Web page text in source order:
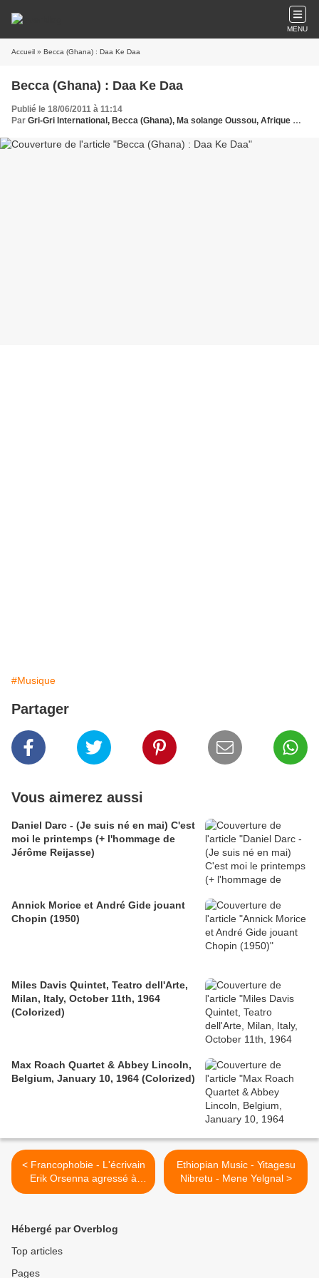
MENU
Accueil » Becca (Ghana) : Daa Ke Daa
Becca (Ghana) : Daa Ke Daa
Publié le 18/06/2011 à 11:14
Par Gri-Gri International, Becca (Ghana), Ma solange Oussou, Afrique Music,
#Musique
Partager
Vous aimerez aussi
Daniel Darc - (Je suis né en mai) C'est
moi le printemps (+ l'hommage de
Jérôme Reijasse)
Annick Morice et André Gide jouant
Chopin (1950)
Miles Davis Quintet, Teatro dell'Arte,
Milan, Italy, October 11th, 1964
(Colorized)
Max Roach Quartet & Abbey Lincoln,
Belgium, January 10, 1964 (Colorized)
< Francophobie - L'écrivain
Erik Orsenna agressé à
Kinshasa parce que
Ethiopian Music - Yitagesu
Nibretu - Mene Yelgnal >
Hébergé par Overblog
Top articles
Pages